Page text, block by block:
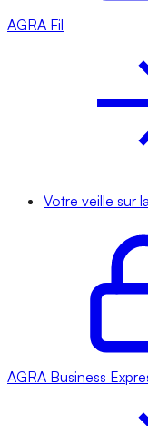
AGRA Fil
Votre veille sur
AGRA Business